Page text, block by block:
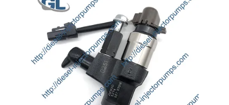
ΠΟΛΙΤΙΚΉ
ΑΠΟΡΡΉΤΟΥ